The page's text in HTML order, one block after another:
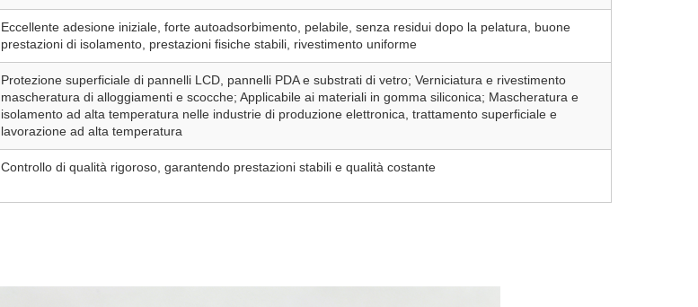
Eccellente adesione iniziale, forte autoadsorbimento, pelabile, senza residui dopo la pelatura, buone
prestazioni di isolamento, prestazioni fisiche stabili, rivestimento uniforme
Protezione superficiale di pannelli LCD, pannelli PDA e substrati di vetro; Verniciatura e rivestimento
mascheratura di alloggiamenti e scocche; Applicabile ai materiali in gomma siliconica; Mascheratura e
isolamento ad alta temperatura nelle industrie di produzione elettronica, trattamento superficiale e
lavorazione ad alta temperatura
Controllo di qualità rigoroso, garantendo prestazioni stabili e qualità costante